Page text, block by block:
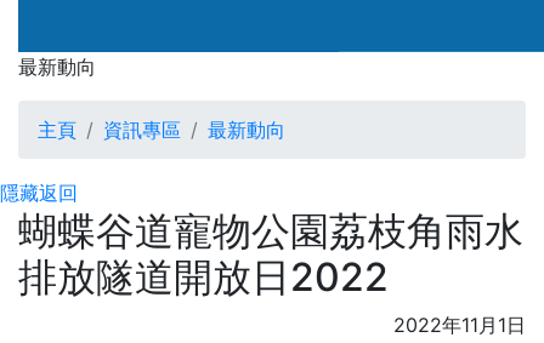
最新動向
最新動向
主頁 資訊專區 最新動向
隱藏返回
蝴蝶谷道寵物公園荔枝角雨水
排放隧道開放日2022
2022年11月1日